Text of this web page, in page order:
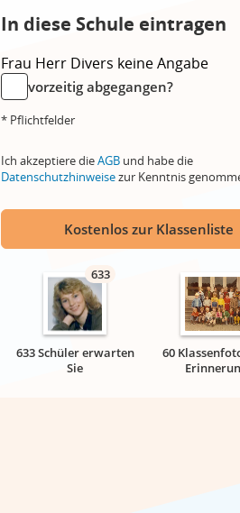
In diese Schule eintragen
Frau Herr Divers keine Angabe
vorzeitig abgegangen?
* Pflichtfelder
Ich akzeptiere dieAGB und habe die
Datenschutzhinweisezur Kenntnis
Kostenlos zur Klassenliste
633
633 Schüler erwarten
Sie
60